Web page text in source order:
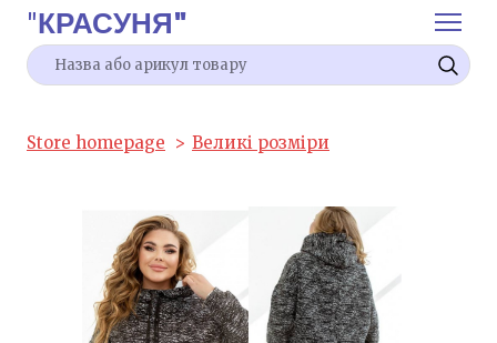
"КРАСУНЯ"
Store homepage Великі розміри